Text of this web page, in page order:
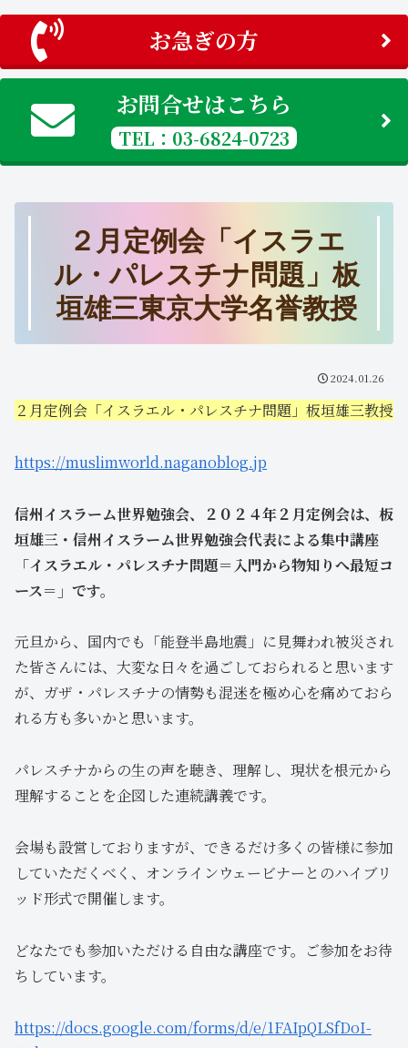
お急ぎの方
お問合せはこちら
TEL：03-6824-0723
２月定例会「イスラエ
ル・パレスチナ問題」板
垣雄三東京大学名誉教授
2024.01.26
２月定例会「イスラエル・パレスチナ問題」板垣雄三教授
https://muslimworld.naganoblog.jp
信州イスラーム世界勉強会、２０２４年２月定例会は、板
垣雄三・信州イスラーム世界勉強会代表による集中講座
「イスラエル・パレスチナ問題＝入門から物知りへ最短コ
ース＝」です。
元旦から、国内でも「能登半島地震」に見舞われ被災され
た皆さんには、大変な日々を過ごしておられると思います
が、ガザ・パレスチナの情勢も混迷を極め心を痛めておら
れる方も多いかと思います。
パレスチナからの生の声を聴き、理解し、現状を根元から
理解することを企図した連続講義です。
会場も設営しておりますが、できるだけ多くの皆様に参加
していただくべく、オンラインウェービナーとのハイブリ
ッド形式で開催します。
どなたでも参加いただける自由な講座です。ご参加をお待
ちしています。
https://docs.google.com/forms/d/e/1FAIpQLSfDoI-